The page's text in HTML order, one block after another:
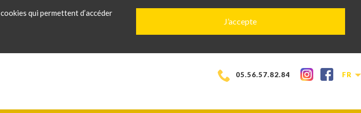
qui permettent d’accéder
J’accepte
FR
05.56.57.82.84